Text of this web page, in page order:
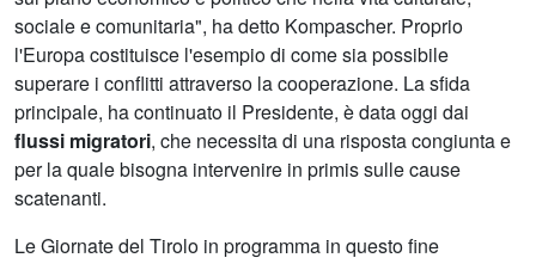
sociale e comunitaria", ha detto Kompascher. Proprio
l'Europa costituisce l'esempio di come sia possibile
superare i conflitti attraverso la cooperazione. La sfida
principale, ha continuato il Presidente, è data oggi dai
flussi migratori, che necessita di una risposta congiunta e
per la quale bisogna intervenire in primis sulle cause
scatenanti.
Le Giornate del Tirolo in programma in questo fine